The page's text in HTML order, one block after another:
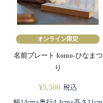
オンライン限定
名前プレート komo-ひなまつ
り
¥5,500 税込